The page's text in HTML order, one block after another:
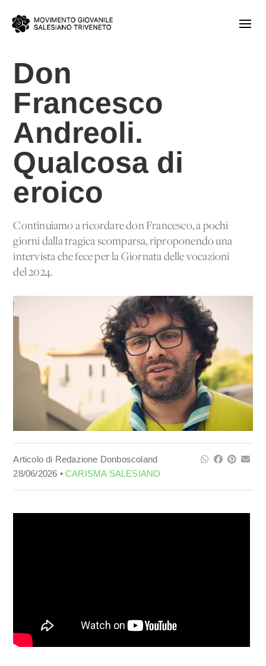
Don
Francesco
Andreoli.
Qualcosa di
eroico
Continuiamo a ricordare don Francesco, a pochi
giorni dalla tragica scomparsa, riproponendo una
intervista che fece per la Giornata delle vocazioni
del 2024.
Articolo di Redazione Donboscoland
28/06/2026 •CARISMA SALESIANO